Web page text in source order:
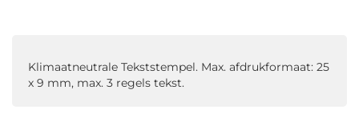
Klimaatneutrale Tekststempel. Max. afdrukformaat: 25
x 9 mm, max. 3 regels tekst.